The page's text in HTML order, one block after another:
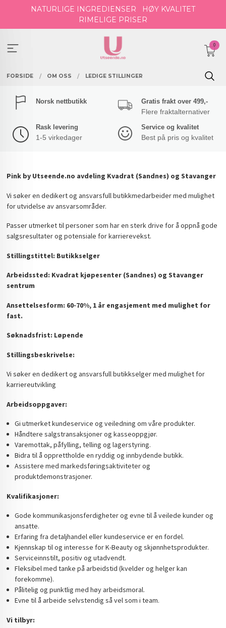
NATURLIGE INGREDIENSER
HØY KVALITET
RIMELIGE PRISER
0
FORSIDE OM OSS LEDIGE STILLINGER
Norsk nettbutikk Gratis frakt over 499,-
Flere fraktalternativer
Rask levering
1-5 virkedager
Service og kvalitet
Best på pris og kvalitet
Pink by Utseende.no avdeling Kvadrat (Sandnes) og Stavanger
Vi søker en dedikert og ansvarsfull butikkmedarbeider med mulighet
for utvidelse av ansvarsområder.
Passer utmerket til personer som har en sterk drive for å oppnå gode
salgsresultater og potensiale for karrierevekst.
Stillingstittel: Butikkselger
Arbeidssted: Kvadrat kjøpesenter (Sandnes) og Stavanger
sentrum
Ansettelsesform: 60-70%, 1 år engasjement med mulighet for
fast.
Søknadsfrist: Løpende
Stillingsbeskrivelse:
Vi søker en dedikert og ansvarsfull butikkselger med mulighet for
karriereutvikling
Arbeidsoppgaver:
Gi utmerket kundeservice og veiledning om våre produkter.
Håndtere salgstransaksjoner og kasseoppgjør.
Varemottak, påfylling, telling og lagerstyring.
Bidra til å opprettholde en ryddig og innbydende butikk.
Assistere med markedsføringsaktiviteter og
produktdemonstrasjoner.
Kvalifikasjoner:
Gode kommunikasjonsferdigheter og evne til å veilede kunder og
ansatte.
Erfaring fra detaljhandel eller kundeservice er en fordel.
Kjennskap til og interesse for K-Beauty og skjønnhetsprodukter.
Serviceinnstilt, positiv og utadvendt.
Fleksibel med tanke på arbeidstid (kvelder og helger kan
forekomme).
Pålitelig og punktlig med høy arbeidsmoral.
Evne til å arbeide selvstendig så vel som i team.
Vi tilbyr: